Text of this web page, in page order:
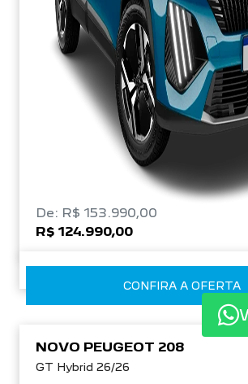
De: R$ 153.990,00
R$ 124.990,00
CONFIRA A OFERTA
NOVO PEUGEOT 208
GT Hybrid 26/26